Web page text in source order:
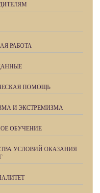
РАБОТА
ПОМОЩЬ
И ЭКСТРЕМИЗМА
ОБУЧЕНИЕ
УСЛОВИЙ ОКАЗАНИЯ